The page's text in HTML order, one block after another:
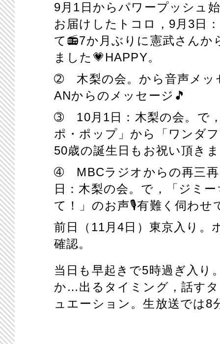
9 月 1 日からパワープッシュ
お届けしたトコロ， 9 月 3 日
て 📻7か月ぶりに憲武さんか
ました 💗 HAPPY。
➁ 木梨の会。から音声メッ
ANからのメッセージ🎵
➂ 10 月 1 日：木梨の会。で
ポ・ポップ」から「ワンダ
50歳の誕生日もお祝い頂き
➃ MBCラジオからの再三
日：木梨の会。で，「ジミ
て！」のお声🎙有難く伺わせ
前日（11月4日）東京入り。
確認。
当日も早起きで5時過ぎ入り
か…出るタイミング，話す
ュエーション。生放送では8